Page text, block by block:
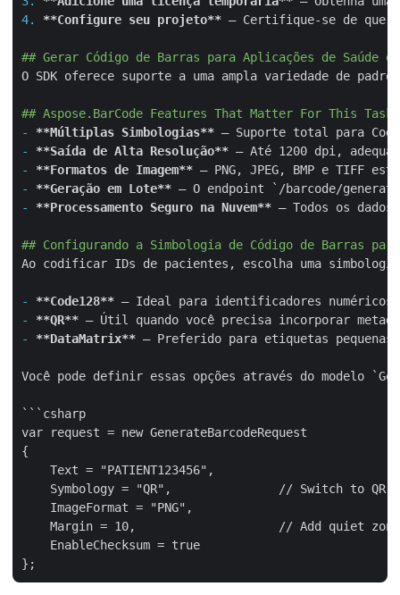
4.
**Configure seu projeto** – Certifique‑se de que
## Gerar Código de Barras para Aplicações de Saúde em
O SDK oferece suporte a uma ampla variedade de
## Aspose.BarCode Features That Matter For This Task
-
**Múltiplas Simbologias**
-
**Saída de Alta Resolução**
-
**Formatos de Imagem**
-
**Geração em Lote** – O endpoint
`/barcode/
-
**Processamento Seguro na Nuvem** – Todos os
## Configurando a Simbologia de Código de Barras para
Ao codificar IDs de pacientes, escolha uma
-
**Code128**
-
**QR**
-
**DataMatrix** – Preferido para etiquetas pequenas
Você pode definir essas opções através do modelo
```csharp
var request = new GenerateBarcodeRequest
{
    Text = "PATIENT123456",
Symbology = "QR",               // Switch to QR
    ImageFormat = "PNG",
Margin = 10,                    // Add quiet
    EnableChecksum = true